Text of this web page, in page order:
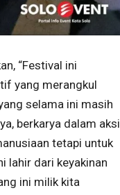
“Festival ini
yang merangkul
selama ini masih
berkarya dalam aksi
tetapi untuk
lahir dari keyakinan
ini milik kita